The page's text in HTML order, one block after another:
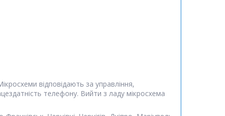
відповідають за управління,
телефону. Вийти з ладу мікросхема